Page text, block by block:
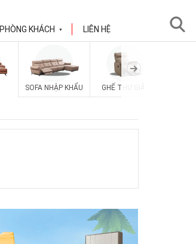
PHÒNG KHÁCH ▼ LIÊN HỆ
SOFA NHẬP KHẨU GHẾ THƯ GIÃN